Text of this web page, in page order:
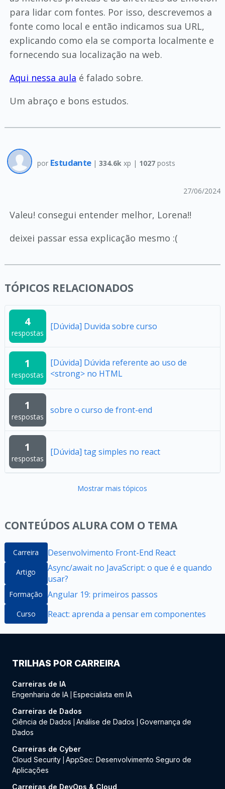
para lidar com fontes. Por isso, descrevemos a
fonte como local e então indicamos sua URL,
explicando como ela se comporta localmente e
fornecendo sua localização na web.
Aqui nessa aula é falado sobre.
Um abraço e bons estudos.
por Estudante | 334.6k xp | 1027posts
27/06/2024
Valeu! consegui entender melhor, Lorena!!
deixei passar essa explicação mesmo :(
TÓPICOS RELACIONADOS
4
respostas
[Dúvida] Duvida sobre curso
1
respostas
[Dúvida] Dúvida referente ao uso de
<strong> no HTML
1
respostas
sobre o curso de front-end
1
respostas
[Dúvida] tag simples no react
Mostrar mais tópicos
CONTEÚDOS ALURA COM O TEMA
Carreira Desenvolvimento Front-End React
Artigo
Async/await no JavaScript: o que é e quando
usar?
Formação Angular 19: primeiros passos
Curso React: aprenda a pensar em componentes
TRILHAS POR CARREIRA
Carreiras de IA
Engenharia de IA Especialista em IA
Carreiras de Dados
Ciência de Dados
Análise de Dados
Governança de
Dados
Carreiras de Cyber
Cloud Security AppSec: Desenvolvimento Seguro de
Aplicações
Carreiras de DevOps & Cloud